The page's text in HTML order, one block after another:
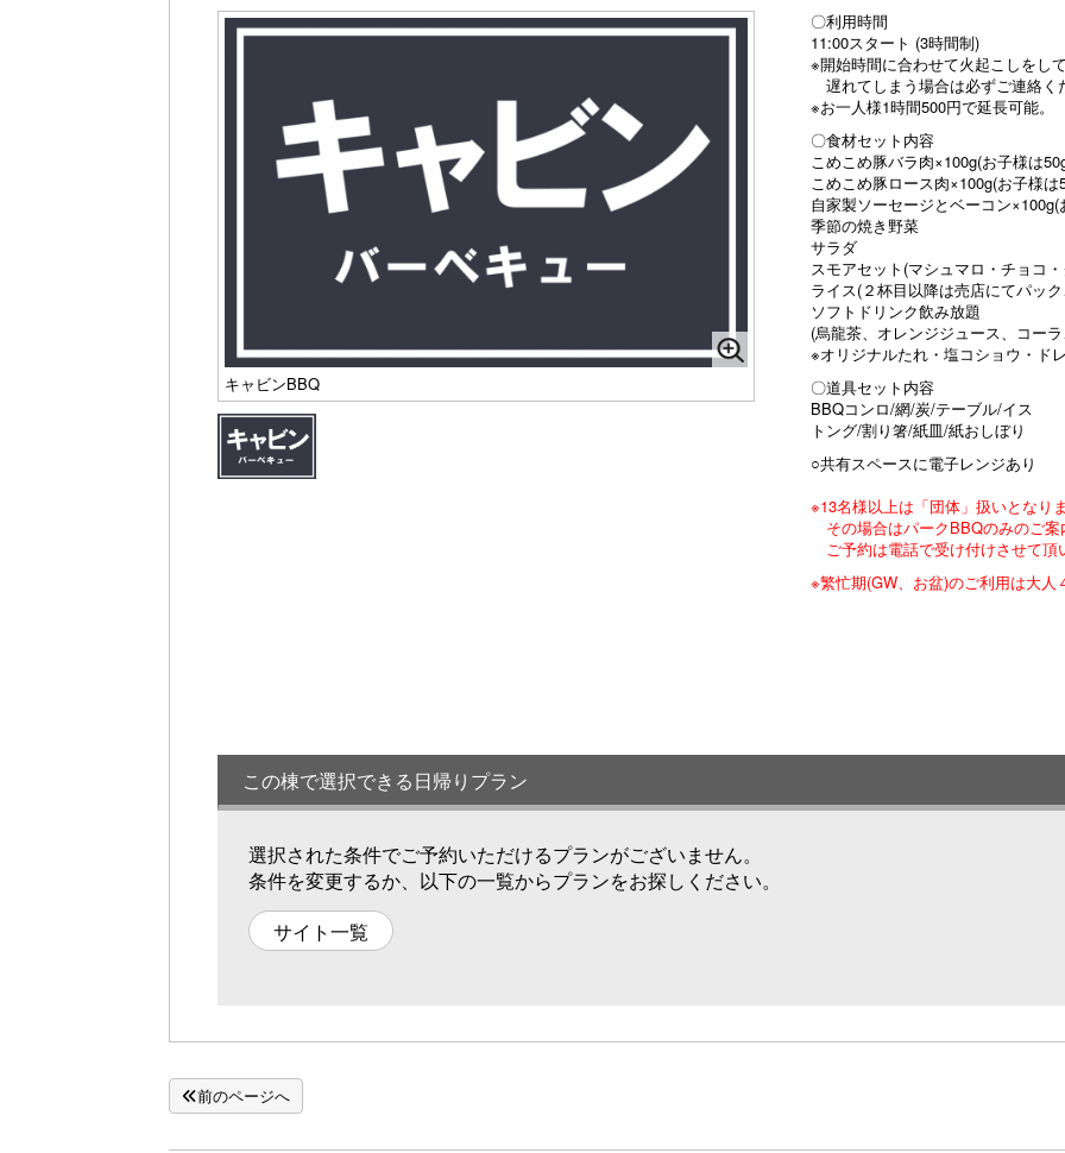
キャビンBBQ
〇利用時間
11:00スタート (3時間制)
※開始時間に合わせて火起こしをして
遅れてしまう場合は必ずご連絡く
※お一人様1時間500円で延長可能。
〇食材セット内容
こめこめ豚バラ肉×100g(お子様は
こめこめ豚ロース肉×100g(お子様は
自家製ソーセージとベーコン×100g(
季節の焼き野菜
サラダ
スモアセット(マシュマロ・チョコ
ライス(２杯目以降は売店にてパッ
ソフトドリンク飲み放題
(烏龍茶、オレンジジュース、コー
※オリジナルたれ・塩コショウ・ド
〇道具セット内容
BBQコンロ/網/炭/テーブル/イス
トング/割り箸/紙皿/紙おしぼり
○共有スペースに電子レンジあり
※13名様以上は「団体」扱いとなりま
その場合はパークBBQのみのご案
ご予約は電話で受け付けさせて頂
※繁忙期(GW、お盆)のご利用は大人
この棟で選択できる日帰りプラン
選択された条件でご予約いただけるプランがございません。
条件を変更するか、以下の一覧からプランをお探しください。
サイト一覧
前のページへ